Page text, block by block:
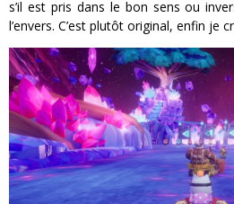
s’il est pris dans le bon sens ou
l’envers. C’est plutôt original, enfin je